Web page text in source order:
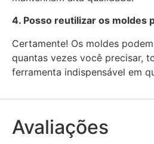
4. Posso reutilizar os moldes
Certamente! Os moldes
quantas vezes você precisar,
ferramenta indispensável em
Avaliações